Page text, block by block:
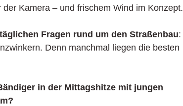
Kamera – und frischem Wind im Konzept.
Fragen rund um den Straßenbau:
Denn manchmal liegen die besten
in der Mittagshitze mit jungen